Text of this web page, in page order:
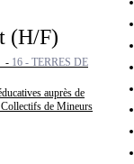
(H/F)
- 16 - TERRES DE
auprès de
Collectifs de Mineurs